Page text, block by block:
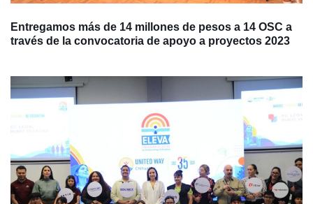
Entregamos más de 14 millones de pesos a 14 OSC a
través de la convocatoria de apoyo a proyectos 2023